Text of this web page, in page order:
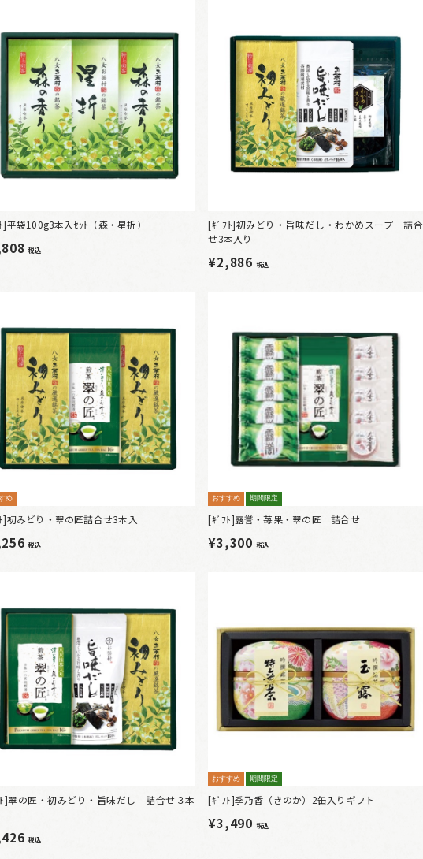
]平袋100g3本入ｾｯﾄ（森・星折）
税込
[ｷﾞﾌﾄ]初みどり・旨味だし・わかめスープ 詰合
せ3本入り
¥2,886 税込
め
]初みどり・翠の匠詰合せ3本入
税込
おすすめ 期間限定
[ｷﾞﾌﾄ]露誉・苺果・翠の匠 詰合せ
¥3,300 税込
]翠の匠・初みどり・旨味だし 詰合せ３本
税込
おすすめ 期間限定
[ｷﾞﾌﾄ]季乃香（きのか）2缶入りギフト
¥3,490 税込